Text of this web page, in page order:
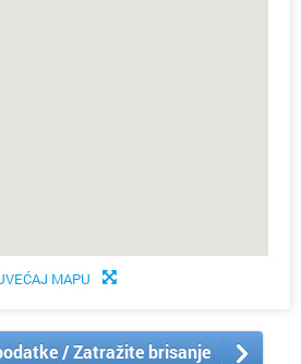
MAPU
/ Zatražite brisanje